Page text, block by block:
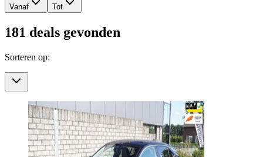
Vanaf Tot
181 deals gevonden
Sorteren op: